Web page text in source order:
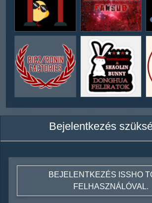
Bejelentkezés
BEJELENTKEZÉS ISSHO
FELHASZNÁLÓVAL.